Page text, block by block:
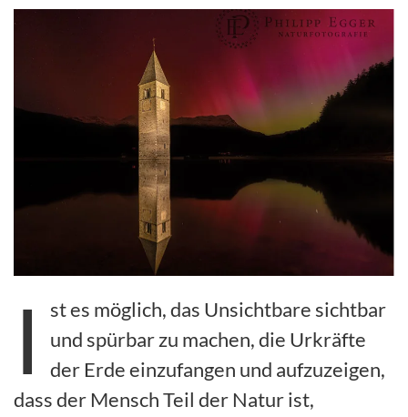
I
st es möglich, das Unsichtbare sichtbar
und spürbar zu machen, die Urkräfte
der Erde einzufangen und aufzuzeigen,
dass der Mensch Teil der Natur ist,